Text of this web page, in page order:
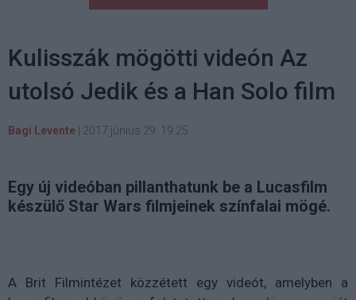
Kulisszák mögötti videón Az
utolsó Jedik és a Han Solo film
Bagi Levente 2017 június 29. 19:25
Egy új videóban pillanthatunk be a Lucasfilm
készülő Star Wars filmjeinek színfalai mögé.
A Brit Filmintézet közzétett egy videót, amelyben a